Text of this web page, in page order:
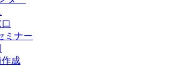
ミナー
作成